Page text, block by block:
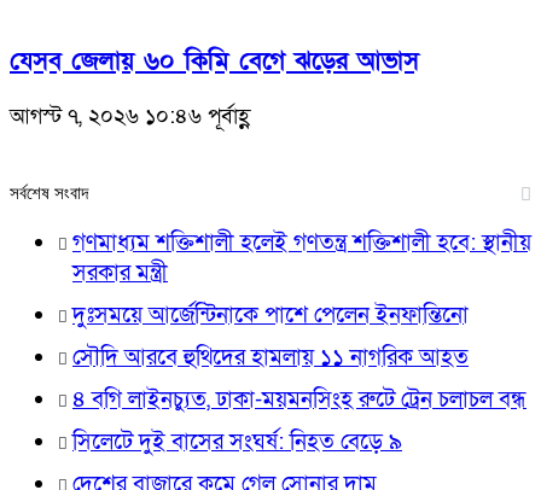
যেসব জেলায় ৬০ কিমি বেগে ঝড়ের আভাস
আগস্ট ৭, ২০২৬ ১০:৪৬ পূর্বাহ্ণ
সর্বশেষ সংবাদ
গণমাধ্যম শক্তিশালী হলেই গণতন্ত্র শক্তিশালী হবে: স্থানীয়
সরকার মন্ত্রী
দুঃসময়ে আর্জেন্টিনাকে পাশে পেলেন ইনফান্তিনো
সৌদি আরবে হুথিদের হামলায় ১১ নাগরিক আহত
৪ বগি লাইনচ্যুত, ঢাকা-ময়মনসিংহ রুটে ট্রেন চলাচল বন্ধ
সিলেটে দুই বাসের সংঘর্ষ: নিহত বেড়ে ৯